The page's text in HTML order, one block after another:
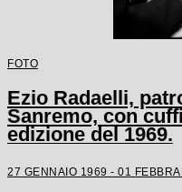
FOTO
Ezio Radaelli,
Sanremo, con
edizione del 1969.
27 GENNAIO 1969 - 01